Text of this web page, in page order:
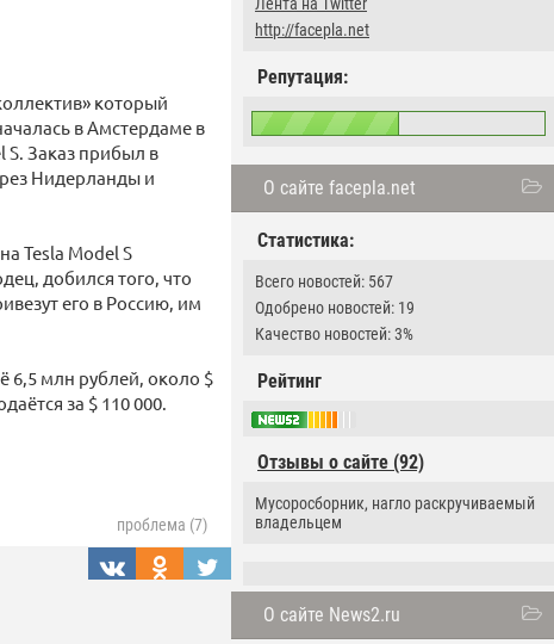
http://facepla.net
Репутация:
О сайте facepla.net
Статистика:
Всего новостей: 567
Одобрено новостей: 19
Качество новостей: 3%
Рейтинг
Отзывы о сайте (92)
Мусоросборник, нагло раскручиваемый
владельцем
О сайте News2.ru
который
в Амстердаме в
S. Заказ прибыл в
Нидерланды и
Tesla Model S
добился того, что
его в Россию, им
6,5 млн рублей, около $
за $ 110 000.
проблема (7)